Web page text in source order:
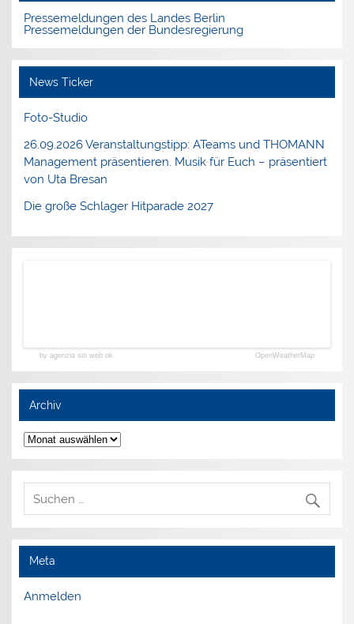
Pressemeldungen des Landes Berlin
Pressemeldungen der Bundesregierung
News Ticker
Foto-Studio
26.09.2026 Veranstaltungstipp: ATeams und THOMANN
Management präsentieren. Musik für Euch – präsentiert
von Uta Bresan
Die große Schlager Hitparade 2027
by agenzia siti web ok OpenWeatherMap
Archiv
Archiv
Meta
Anmelden